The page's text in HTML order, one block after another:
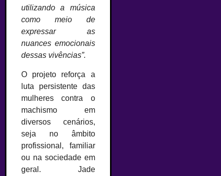
utilizando a música
como meio de
expressar as
nuances emocionais
dessas vivências”.
O projeto reforça a
luta persistente das
mulheres contra o
machismo em
diversos cenários,
seja no âmbito
profissional, familiar
ou na sociedade em
geral. Jade